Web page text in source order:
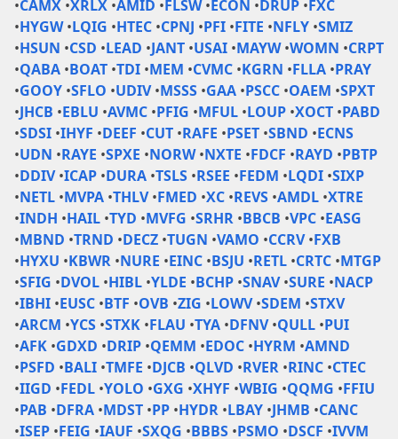
•CAMX •XRLX •AMID •FLSW •ECON •DRUP •FXC
•HYGW •LQIG •HTEC •CPNJ •PFI •FITE •NFLY •SMIZ
•HSUN •CSD •LEAD •JANT •USAI •MAYW •WOMN •CRPT
•QABA •BOAT •TDI •MEM •CVMC •KGRN •FLLA •PRAY
•GOOY •SFLO •UDIV •MSSS •GAA •PSCC •OAEM •SPXT
•JHCB •EBLU •AVMC •PFIG •MFUL •LOUP •XOCT •PABD
•SDSI •IHYF •DEEF •CUT •RAFE •PSET •SBND •ECNS
•UDN •RAYE •SPXE •NORW •NXTE •FDCF •RAYD •PBTP
•DDIV •ICAP •DURA •TSLS •RSEE •FEDM •LQDI •SIXP
•NETL •MVPA •THLV •FMED •XC •REVS •AMDL •XTRE
•INDH •HAIL •TYD •MVFG •SRHR •BBCB •VPC •EASG
•MBND •TRND •DECZ •TUGN •VAMO •CCRV •FXB
•HYXU •KBWR •NURE •EINC •BSJU •RETL •CRTC •MTGP
•SFIG •DVOL •HIBL •YLDE •BCHP •SNAV •SURE •NACP
•IBHI •EUSC •BTF •OVB •ZIG •LOWV •SDEM •STXV
•ARCM •YCS •STXK •FLAU •TYA •DFNV •QULL •PUI
•AFK •GDXD •DRIP •QEMM •EDOC •HYRM •AMND
•PSFD •BALI •TMFE •DJCB •QLVD •RVER •RINC •CTEC
•IIGD •FEDL •YOLO •GXG •XHYF •WBIG •QQMG •FFIU
•PAB •DFRA •MDST •PP •HYDR •LBAY •JHMB •CANC
•ISEP •FEIG •IAUF •SXQG •BBBS •PSMO •DSCF •IVVM